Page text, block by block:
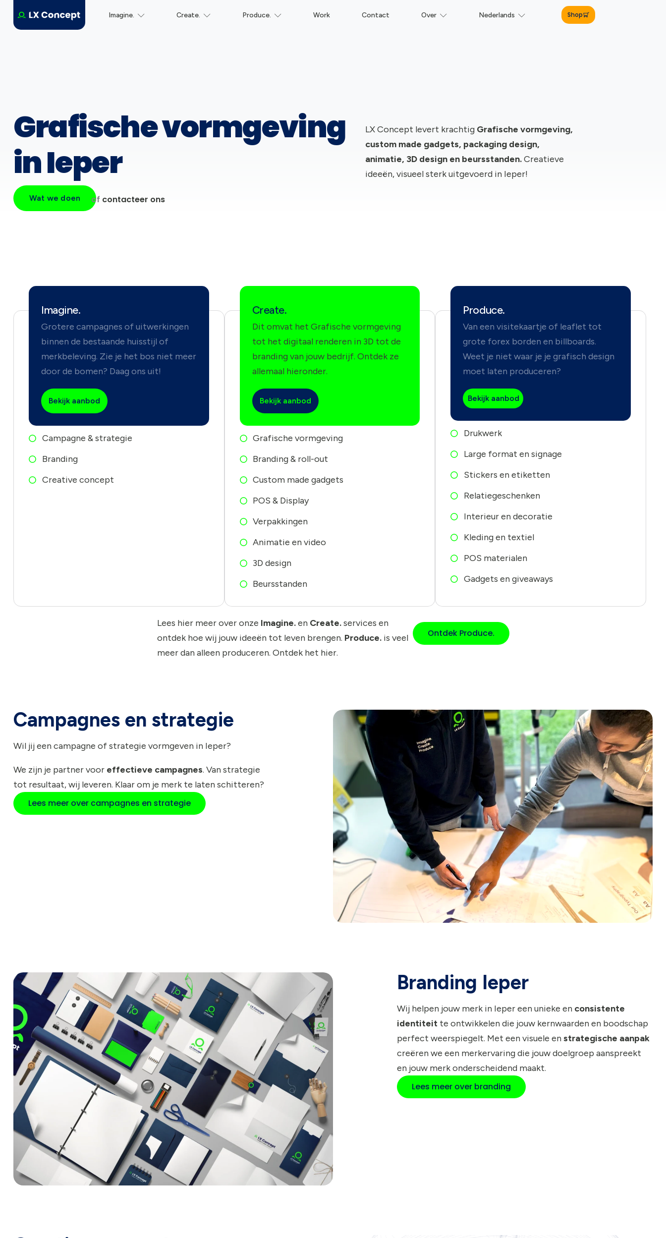
Shop
Imagine. Create. Produce. Work Contact Over Nederlands
Grafische vormgeving
in Ieper
LX Concept levert krachtig Grafische vormgeving,
custom made gadgets, packaging design,
animatie, 3D design en beursstanden.Creatieve
ideeën, visueel sterk uitgevoerd in Ieper!
Wat we doen of contacteer ons
Imagine.
Grotere campagnes of uitwerkingen
binnen de bestaande huisstijl of
merkbeleving. Zie je het bos niet meer
door de bomen? Daag ons uit!
Bekijk aanbod
Campagne & strategie
Branding
Creative concept
Create.
Dit omvat het Grafische vormgeving
tot het digitaal renderen in 3D tot de
branding van jouw bedrijf. Ontdek ze
allemaal hieronder.
Bekijk aanbod
Grafische vormgeving
Branding & roll-out
Custom made gadgets
POS & Display
Verpakkingen
Animatie en video
3D design
Beursstanden
Produce.
Van een visitekaartje of leaflet tot
grote forex borden en billboards.
Weet je niet waar je je grafisch design
moet laten produceren?
Bekijk aanbod
Drukwerk
Large format en signage
Stickers en etiketten
Relatiegeschenken
Interieur en decoratie
Kleding en textiel
POS materialen
Gadgets en giveaways
Lees hier meer over onze Imagine.en Create.services en
ontdek hoe wij jouw ideeën tot leven brengen. Produce.is veel
meer dan alleen produceren. Ontdek het hier.
Ontdek Produce.
Campagnes en strategie
Wil jij een campagne of strategie vormgeven in Ieper?
We zijn je partner voor effectieve campagnes. Van strategie
tot resultaat, wij leveren. Klaar om je merk te laten schitteren?
Lees meer over campagnes en strategie
Branding Ieper
Wij helpen jouw merk in Ieper een unieke en consistente
identiteit te ontwikkelen die jouw kernwaarden en boodschap
perfect weerspiegelt. Met een visuele enstrategische aanpak
creëren we een merkervaring die jouw doelgroep aanspreekt
en jouw merk onderscheidend maakt.
Lees meer over branding